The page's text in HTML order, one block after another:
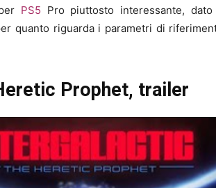
PS5 Pro piuttosto interessante,
quanto riguarda i parametri di
Prophet, trailer